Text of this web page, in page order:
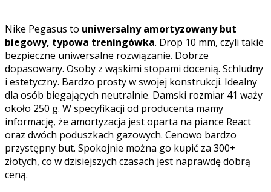
Nike Pegasus to uniwersalny amortyzowany but
biegowy, typowa treningówka. Drop 10 mm, czyli takie
bezpieczne uniwersalne rozwiązanie. Dobrze
dopasowany. Osoby z wąskimi stopami docenią. Schludny
i estetyczny. Bardzo prosty w swojej konstrukcji. Idealny
dla osób biegających neutralnie. Damski rozmiar 41 waży
około 250 g. W specyfikacji od producenta mamy
informację, że amortyzacja jest oparta na piance React
oraz dwóch poduszkach gazowych. Cenowo bardzo
przystępny but. Spokojnie można go kupić za 300+
złotych, co w dzisiejszych czasach jest naprawdę dobrą
ceną.